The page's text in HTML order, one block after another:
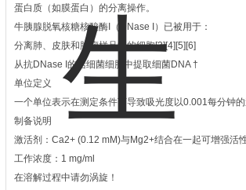
蛋白质（如膜蛋白）的分离操作。
牛胰腺脱氧核糖核酸酶I（DNase I）已被用于：
分离肺、皮肤和肿瘤样品中的细胞[3][4][5][6]
从抗DNase I的活细菌细胞中提取细菌DNA †
单位定义
一个单位表示在测定条件下导致吸光度以0.001每分钟的
制备说明
激活剂：Ca2+ (0.12 mM)与Mg2+结合在一起可增强
工作浓度：1 mg/ml
在溶解过程中请勿涡旋！